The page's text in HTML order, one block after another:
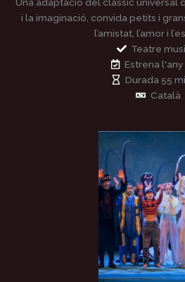
i la imaginació, convida petits i
l’amistat, l’amor i
Teatre
Estrena l'any
Durada 55
Català